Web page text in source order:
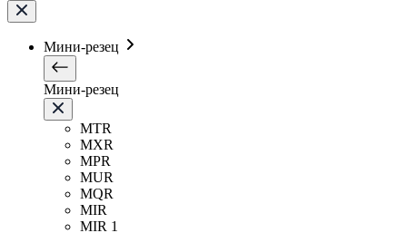
Мини-резец
Мини-резец
MTR
MXR
MPR
MUR
MQR
MIR
MIR 1